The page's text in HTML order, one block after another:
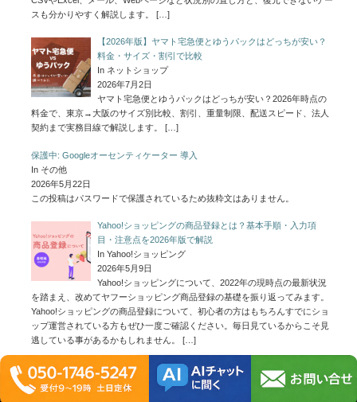
【2026年版】ヤマト宅急便とゆうパックはどっちが安い？
In ネットショップ
2026年7月2日
ヤマト宅急便とゆうパックはどっちが安い？2026年時点の
料金で、東京→大阪のサイズ別比較、割引、重量制限、配送スピード、法人
契約まで実務目線で解説します。[…]
保護中: Googleオーセンティケーター 導入
2026年5月22日
この投稿はパスワードで保護されているため抜粋文はありません。
Yahoo!ショッピングの商品登録とは？基本手順・入力項
In Yahoo!ショッピング
2026年5月9日
Yahoo!ショッピングについて、2022年の現時点の最新状況
を踏まえ、改めてヤフーショッピング商品登録の基礎を振り返ってみます。
Yahoo!ショッピングの商品登録について、初心者の方はもちろんすでにショ
ップ運営されている方もぜひ一度ご確認ください。毎日見ているからこそ見
逃している事があるかもしれません。[…]